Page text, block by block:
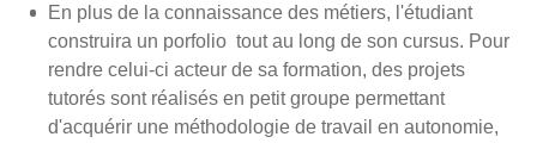
En plus de la connaissance des métiers, l'étudiant
construira un porfolio tout au long de son cursus. Pour
rendre celui-ci acteur de sa formation, des projets
tutorés sont réalisés en petit groupe permettant
d'acquérir une méthodologie de travail en autonomie,